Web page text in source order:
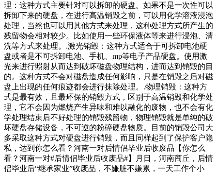
理：这种方式主要针对可以拆卸的硬盘。如果不是一次性可以
拆卸下来的硬盘，在进行高温销毁之前，可以用化学溶液浸泡
处理，当然也可以用其他方式来处理，这种处理方式所产生的
残留物会相对较少。比如使用一些环保液体等来进行浸泡、清
洗等方式来处理。.激光销毁：这种方式适合于可拆卸电池硬
盘或者是不可拆卸电池、手机、mp等电子产品硬盘。使用激
光来进行照射从而达到破坏磁盘物理结构，进而达到销毁的目
的。这种方式不会对磁盘造成任何影响，只是在销毁之后对磁
盘上出现的任何痕迹都会进行抹除处理。.物理销毁：这种方
式是最有效，且最环保的销毁方式，区别于高温销毁和化学处
理，它不会因为燃烧产生异味和难以融化的废物，也不会有化
学处理结束后不好处理的销毁残留物，物理销毁就是单纯的破
坏硬盘存储设备，不可逆的粉碎硬盘物质。目前的销毁公司大
多采取这种方式对硬盘进行销毁，而且同样起到了保护客户隐
私，达到你怎么看？河南一对后情侣毕业后收废品【你怎么
看？河南一对#后情侣毕业后收废品#】月日，河南商丘，后情
侣毕业后“继承家业”收废品，不嫌脏不嫌累，一天工作个小